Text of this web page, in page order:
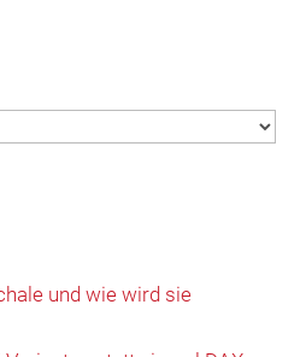
und wie wird sie